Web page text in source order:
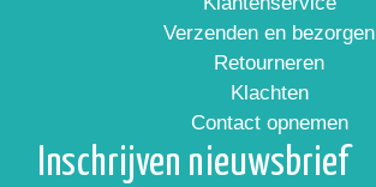
Verzenden en bezorgen
Retourneren
Klachten
Contact opnemen
Inschrijven nieuwsbrief